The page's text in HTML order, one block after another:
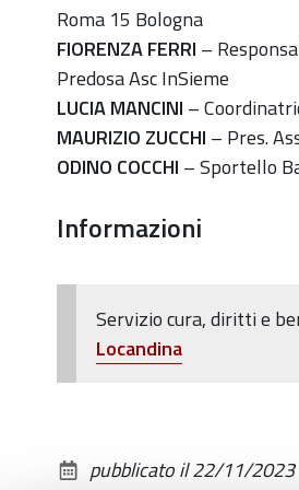
11-
29T20:00:00+01:00
In
occasione
della
Giornata
dei
delle
persone
disabilità.
Roma 15 Bologna
FIORENZA FERRI –
Predosa Asc InSieme
LUCIA MANCINI –
MAURIZIO ZUCCHI – Pres.
ODINO COCCHI – Sportello
Informazioni
Servizio cura, diritti e
Locandina
pubblicato il22/11/2023